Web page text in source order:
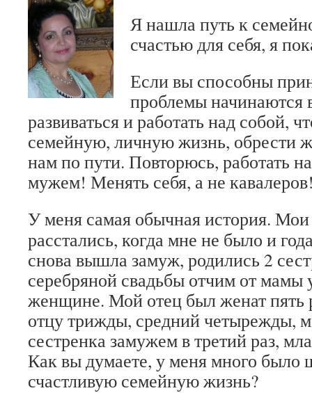
Я нашла путь к
счастью для себя, я
Если вы способны
проблемы начинаются
развиваться и работать над собой,
семейную, личную жизнь, обрести
нам по пути. Повторюсь, работать
мужем! Менять себя, а не
У меня самая обычная история. Мои
расстались, когда мне не было и
снова вышла замуж, родились 2
серебряной свадьбы отчим от мамы
женщине. Мой отец был женат пять
отцу трижды, средний четырежды,
сестренка замужем в третий раз,
Как вы думаете, у меня много было
счастливую семейную жизнь?